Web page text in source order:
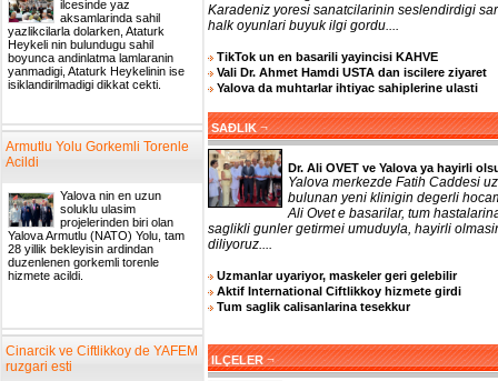
ilcesinde yaz
aksamlarinda sahil
yazlikcilarla dolarken, Ataturk
Heykeli nin bulundugu sahil
boyunca andinlatma lamlaranin
yanmadigi, Ataturk Heykelinin ise
isiklandirilmadigi dikkat cekti.
Armutlu Yolu Gorkemli Torenle
Acildi
Yalova nin en uzun
soluklu ulasim
projelerinden biri olan
Yalova Armutlu (NATO) Yolu, tam
28 yillik bekleyisin ardindan
duzenlenen gorkemli torenle
hizmete acildi.
Cinarcik ve Ciftlikkoy de YAFEM
ruzgari esti
Karadeniz yoresi sanatcilarinin seslendirdigi
halk oyunlari buyuk ilgi gordu....
TikTok un en basarili yayincisi KAHVE
Vali Dr. Ahmet Hamdi USTA dan iscilere ziyaret
Yalova da muhtarlar ihtiyac sahiplerine ulasti
SAĐLIK ¬
Dr. Ali OVET ve Yalova ya hayirli
Yalova merkezde Fatih Caddesi
bulunan yeni klinigin degerli
Ali Ovet e basarilar, tum
saglikli gunler getirmei umuduyla, hayirli
diliyoruz....
Uzmanlar uyariyor, maskeler geri gelebilir
Aktif International Ciftlikkoy hizmete girdi
Tum saglik calisanlarina tesekkur
ILÇELER ¬